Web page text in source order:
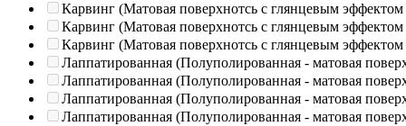
Карвинг (Матовая поверхнотсь с глянцевым эффектом
Карвинг (Матовая поверхнотсь с глянцевым эффектом
Карвинг (Матовая поверхнотсь с глянцевым эффектом
Лаппатированная (Полуполированная - матовая
Лаппатированная (Полуполированная - матовая
Лаппатированная (Полуполированная - матовая
Лаппатированная (Полуполированная - матовая